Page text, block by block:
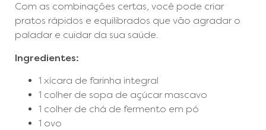
Com as combinações certas, você pode criar
pratos rápidos e equilibrados que vão agradar o
paladar e cuidar da sua saúde.
Ingredientes:
1 xícara de farinha integral
1 colher de sopa de açúcar mascavo
1 colher de chá de fermento em pó
1 ovo